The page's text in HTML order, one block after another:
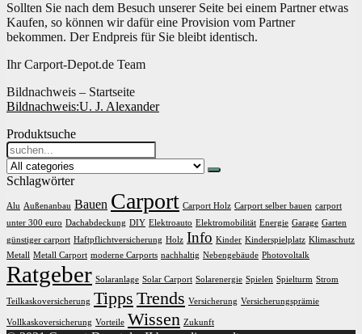
Sollten Sie nach dem Besuch unserer Seite bei einem Partner etwas
Kaufen, so können wir dafür eine Provision vom Partner
bekommen. Der Endpreis für Sie bleibt identisch.
Ihr Carport-Depot.de Team
Bildnachweis – Startseite
Bildnachweis:U. J. Alexander
Produktsuche
Search
for:
Schlagwörter
Alu Außenanbau Bauen Carport Carport Holz Carport selber bauen carport
unter 300 euro Dachabdeckung DIY Elektroauto Elektromobilität Energie Garage Garten
günstiger carport Haftpflichtversicherung Holz Info Kinder Kinderspielplatz Klimaschutz
Metall Metall Carport moderne Carports nachhaltig Nebengebäude Photovoltalk
Ratgeber Solaranlage Solar Carport Solarenergie Spielen Spielturm Strom
Teilkaskoversicherung Tipps Trends Versicherung Versicherungsprämie
Vollkaskoversicherung Vorteile Wissen Zukunft